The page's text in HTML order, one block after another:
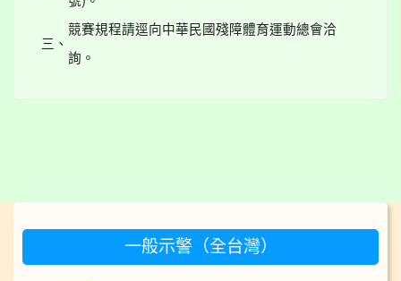
三、
競賽規程請逕向中華民國殘障體育運動總會洽
詢。
一般示警（全台灣）